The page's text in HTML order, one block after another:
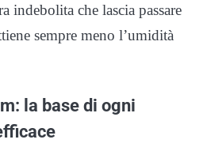
indebolita che lascia passare
sempre meno l’umidità
la base di ogni